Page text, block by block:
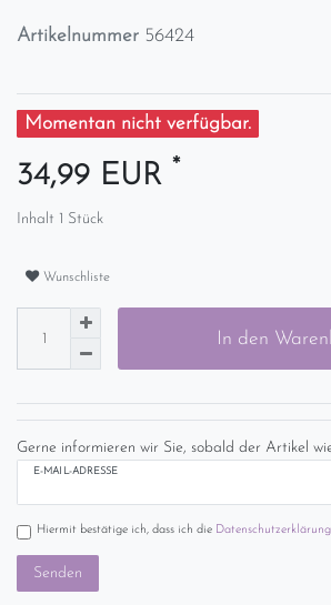
Artikelnummer 56424
Momentan nicht verfügbar.
34,99 EUR *
Inhalt 1 Stück
Wunschliste
In den
Gerne informieren wir Sie, sobald der Artikel
E-MAIL-ADRESSE
Hiermit bestätige ich, dass ich die Daten­schutz­erklärung
Senden